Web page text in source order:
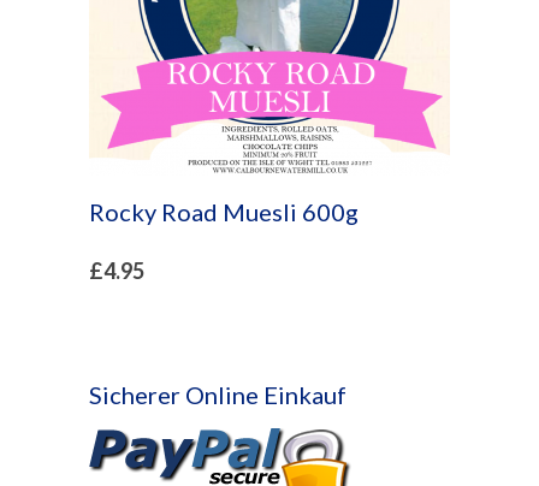
Rocky Road Muesli 600g
£4.95
Sicherer Online Einkauf